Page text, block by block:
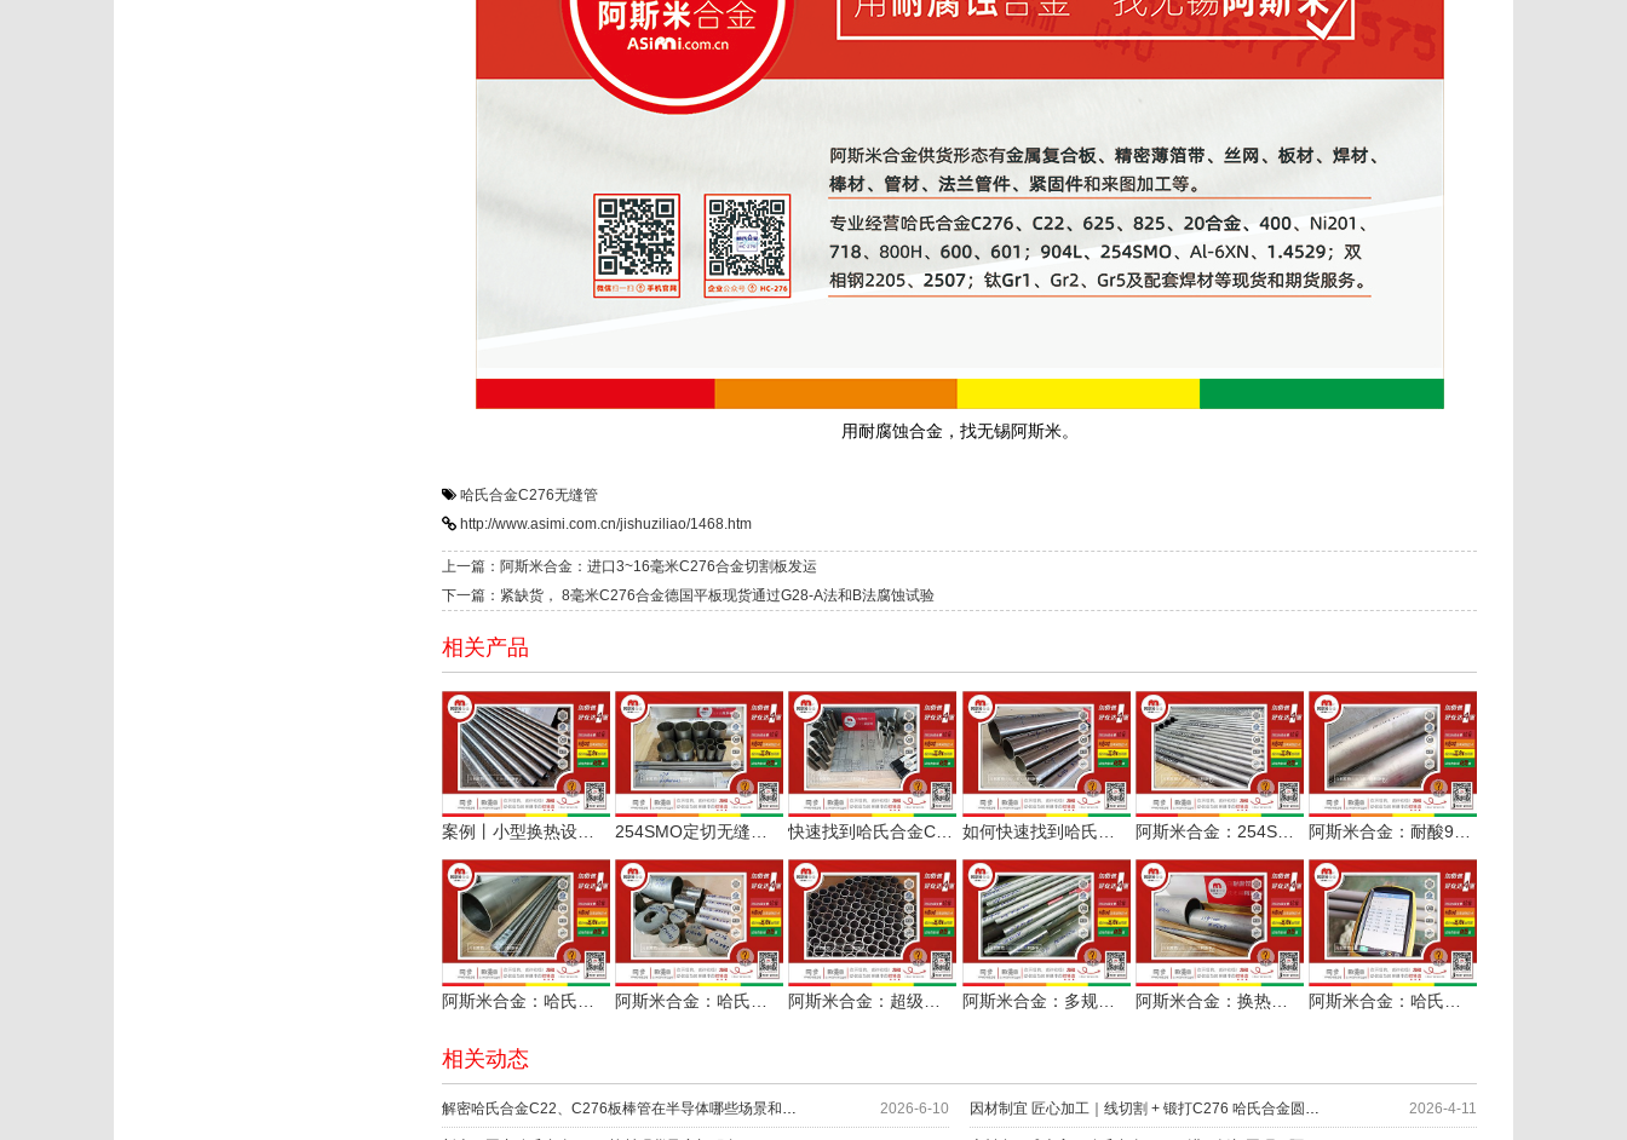
用耐腐蚀合金，找无锡阿斯米。
哈氏合金C276无缝管
http://www.asimi.com.cn/jishuziliao/1468.htm
上一篇：阿斯米合金：进口3~16毫米C276合金切割板发运
下一篇：紧缺货， 8毫米C276合金德国平板现货通过G28-A法和B法腐蚀试验
相关产品
案例丨小型换热设备用哈氏合金C276无缝管定尺交付 254SMO定切无缝管与哈氏合金C276定尺板顺利交付 快速找到哈氏合金C276板棒无缝管焊材配套，阿斯米给您更多 如何快速找到哈氏合金C276无缝管的现货配套商？阿斯米给您答案 阿斯米合金：254SMO多规格无缝管定尺服务水处理设备 阿斯米合金：耐酸904L φ133*5无缝管定长交付
阿斯米合金：多规格哈氏合金C276无缝管零切配套 阿斯米合金：换热器行业配套用254SMO无缝管多规格供应
相关动态
2026-6-10 2026-4-11